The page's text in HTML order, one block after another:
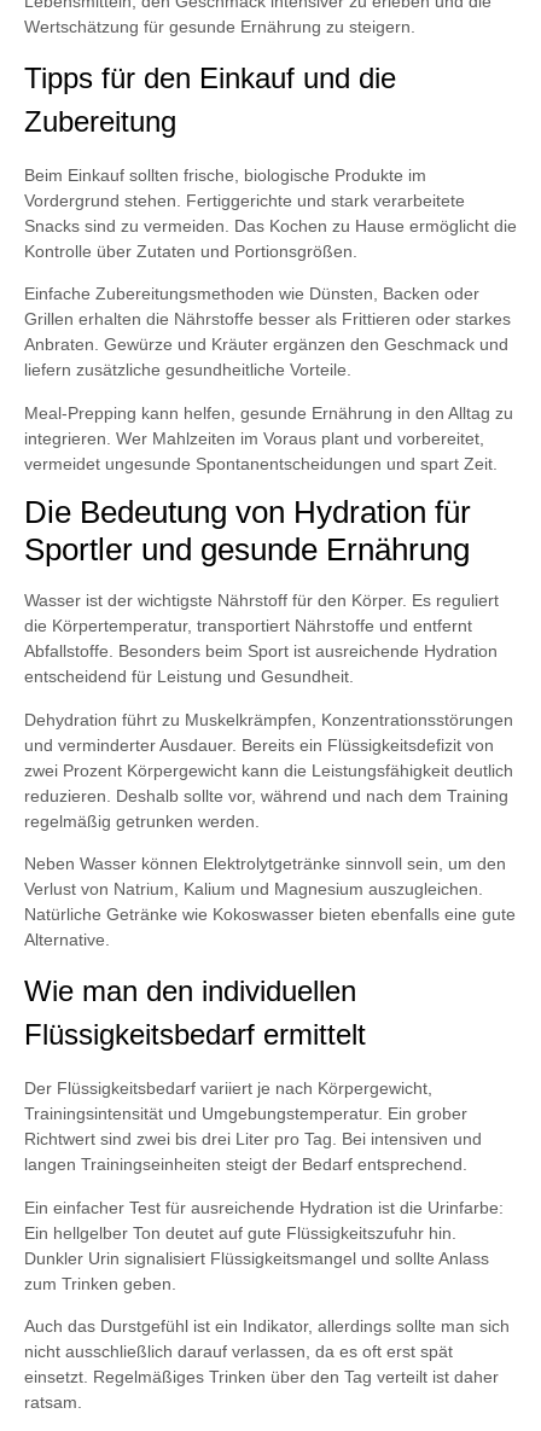
Wertschätzung für gesunde Ernährung zu steigern.
Tipps für den Einkauf und die
Zubereitung
Beim Einkauf sollten frische, biologische Produkte im
Vordergrund stehen. Fertiggerichte und stark verarbeitete
Snacks sind zu vermeiden. Das Kochen zu Hause ermöglicht die
Kontrolle über Zutaten und Portionsgrößen.
Einfache Zubereitungsmethoden wie Dünsten, Backen oder
Grillen erhalten die Nährstoffe besser als Frittieren oder starkes
Anbraten. Gewürze und Kräuter ergänzen den Geschmack und
liefern zusätzliche gesundheitliche Vorteile.
Meal-Prepping kann helfen, gesunde Ernährung in den Alltag zu
integrieren. Wer Mahlzeiten im Voraus plant und vorbereitet,
vermeidet ungesunde Spontanentscheidungen und spart Zeit.
Die Bedeutung von Hydration für
Sportler und gesunde Ernährung
Wasser ist der wichtigste Nährstoff für den Körper. Es reguliert
die Körpertemperatur, transportiert Nährstoffe und entfernt
Abfallstoffe. Besonders beim Sport ist ausreichende Hydration
entscheidend für Leistung und Gesundheit.
Dehydration führt zu Muskelkrämpfen, Konzentrationsstörungen
und verminderter Ausdauer. Bereits ein Flüssigkeitsdefizit von
zwei Prozent Körpergewicht kann die Leistungsfähigkeit deutlich
reduzieren. Deshalb sollte vor, während und nach dem Training
regelmäßig getrunken werden.
Neben Wasser können Elektrolytgetränke sinnvoll sein, um den
Verlust von Natrium, Kalium und Magnesium auszugleichen.
Natürliche Getränke wie Kokoswasser bieten ebenfalls eine gute
Alternative.
Wie man den individuellen
Flüssigkeitsbedarf ermittelt
Der Flüssigkeitsbedarf variiert je nach Körpergewicht,
Trainingsintensität und Umgebungstemperatur. Ein grober
Richtwert sind zwei bis drei Liter pro Tag. Bei intensiven und
langen Trainingseinheiten steigt der Bedarf entsprechend.
Ein einfacher Test für ausreichende Hydration ist die Urinfarbe:
Ein hellgelber Ton deutet auf gute Flüssigkeitszufuhr hin.
Dunkler Urin signalisiert Flüssigkeitsmangel und sollte Anlass
zum Trinken geben.
Auch das Durstgefühl ist ein Indikator, allerdings sollte man sich
nicht ausschließlich darauf verlassen, da es oft erst spät
einsetzt. Regelmäßiges Trinken über den Tag verteilt ist daher
ratsam.